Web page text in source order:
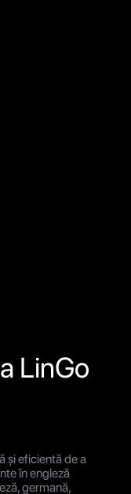
LinGo
și eficientă de a
în engleză
germană,